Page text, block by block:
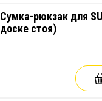
Сумка-рюкзак для
доске стоя)